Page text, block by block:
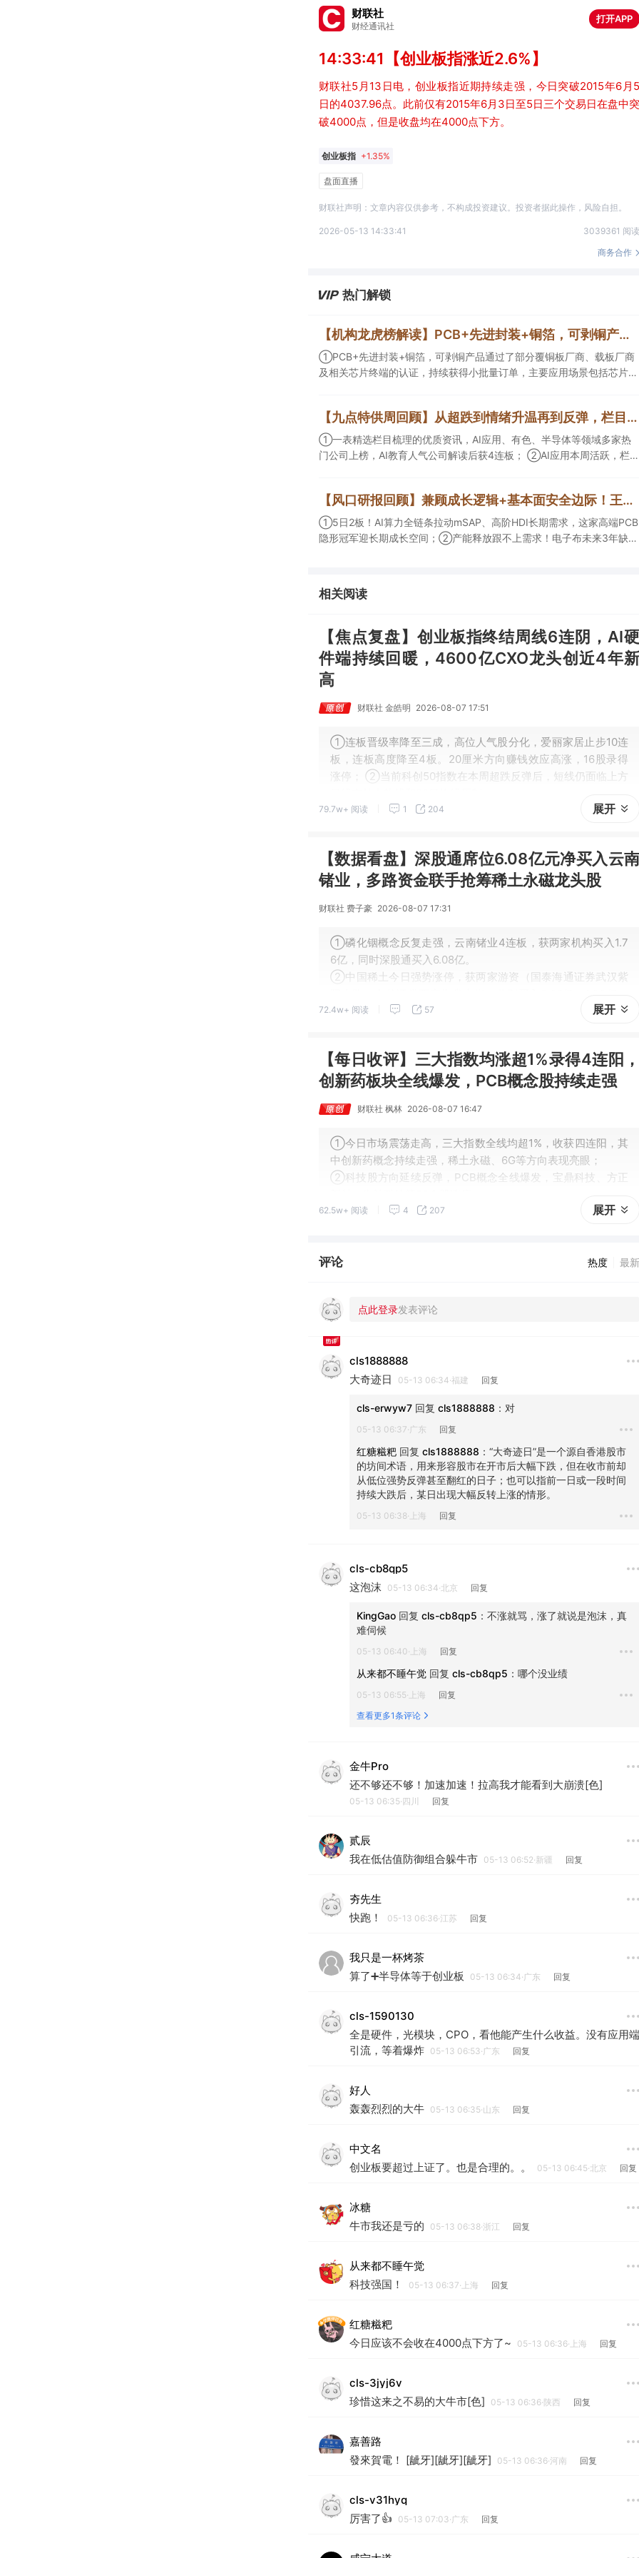
财联社
财经通讯社
打开APP
14:33:41【创业板指涨近2.6%】
财联社5月13日电，创业板指近期持续走强，今日突破2015年6月5
日的4037.96点。此前仅有2015年6月3日至5日三个交易日在盘中突
破4000点，但是收盘均在4000点下方。
创业板指 +1.35%
盘面直播
财联社声明：文章内容仅供参考，不构成投资建议。投资者据此操作，风险自担。
2026-05-13 14:33:41
3039361 阅读
商务合作
热门解锁
【机构龙虎榜解读】PCB+先进封装+铜箔，可剥铜产品通过了部分覆铜板厂商、载板厂商及相关芯片终端的认证，持续获得小批量订单，主要应用场景包括芯片封装光模块用PCB，机构大额净买入这家公司
①PCB+先进封装+铜箔，可剥铜产品通过了部分覆铜板厂商、载板厂商
及相关芯片终端的认证，持续获得小批量订单，主要应用场景包括芯片封
具备承接细胞与基因治疗产品商业化受托生产的合规资质，这家公司获净
买入。
【九点特供周回顾】从超跌到情绪升温再到反弹，栏目梳理AI应用题材逻辑，AI教育人气公司解读后获4连板
①一表精选栏目梳理的优质资讯，AI应用、有色、半导体等领域多家热
门公司上榜，AI教育人气公司解读后获4连板； ②AI应用本周活跃，栏目
提及2家核心公司双双涨停。
【风口研报回顾】兼顾成长逻辑+基本面安全边际！王牌自营前瞻覆盖“pcb+MLCC+电子布”，梳理AI产业链优质标的“深坑起跳”
①5日2板！AI算力全链条拉动mSAP、高阶HDI长期需求，这家高端PCB
隐形冠军迎长期成长空间；②产能释放跟不上需求！电子布未来3年缺口
王牌自营前瞻捕捉“预期差”，3日大涨26%。
相关阅读
【焦点复盘】创业板指终结周线6连阴，AI硬
件端持续回暖，4600亿CXO龙头创近4年新
高
财联社 金皓明 2026-08-07 17:51
①连板晋级率降至三成，高位人气股分化，爱丽家居止步10连
板，连板高度降至4板。20厘米方向赚钱效应高涨，16股录得
涨停； ②当前科创50指数在本周超跌反弹后，短线仍面临上方
79.7w+ 阅读 1 204 展开
【数据看盘】深股通席位6.08亿元净买入云南
锗业，多路资金联手抢筹稀土永磁龙头股
财联社 费子豪 2026-08-07 17:31
①磷化铟概念反复走强，云南锗业4连板，获两家机构买入1.7
6亿，同时深股通买入6.08亿。
②中国稀土今日强势涨停，获两家游资（国泰海通证券武汉紫
同时深股通买入1.22亿，一家量化（开源证券西安太华路）买入
72.4w+ 阅读 57 展开
【每日收评】三大指数均涨超1%录得4连阳，
创新药板块全线爆发，PCB概念股持续走强
财联社 枫林 2026-08-07 16:47
①今日市场震荡走高，三大指数全线均超1%，收获四连阳，其
中创新药概念持续走强，稀土永磁、6G等方向表现亮眼；
②科技股方向延续反弹，PCB概念全线爆发，宝鼎科技、方正
62.5w+ 阅读 4 207 展开
评论 热度 最新
cls1888888
大奇迹日
05-13 06:34·福建 回复
cls-erwyw7 回复 cls1888888 ： 对
05-13 06:37·广东 回复
红糖糍粑 回复 cls1888888 ： “大奇迹日”是一个源自香港股市
的‌坊间术语‌，用来形容‌股市在开市后大幅下跌，但在收市前却
从低位强势反弹甚至翻红‌的日子；也可以指‌前一日或一段时间
持续大跌后，某日出现大幅反转上涨‌的情形。
05-13 06:38·上海 回复
cls-cb8qp5
这泡沫 05-13 06:34·北京 回复
KingGao 回复 cls-cb8qp5 ： 不涨就骂，涨了就说是泡沫，真
难伺候
05-13 06:40·上海 回复
从来都不睡午觉 回复 cls-cb8qp5 ： 哪个没业绩
05-13 06:55·上海
回复
查看更多1条评论
金牛Pro
还不够还不够！加速加速！拉高我才能看到大崩溃[色]
05-13 06:35·四川 回复
贰辰
我在低估值防御组合躲牛市 05-13 06:52·新疆 回复
夯先生
快跑！
05-13 06:36·江苏 回复
我只是一杯烤茶
算了➕半导体等于创业板
05-13 06:34·广东 回复
cls-1590130
全是硬件，光模块，CPO，看他能产生什么收益。没有应用端
引流，等着爆炸 05-13 06:53·广东 回复
好人
轰轰烈烈的大牛 05-13 06:35·山东 回复
中文名
创业板要超过上证了。也是合理的。。
05-13 06:45·北京 回复
冰糖
牛市我还是亏的
05-13 06:38·浙江 回复
从来都不睡午觉
科技强国！
05-13 06:37·上海 回复
红糖糍粑
今日应该不会收在4000点下方了~
05-13 06:36·上海 回复
cls-3jyj6v
珍惜这来之不易的大牛市[色]
05-13 06:36·陕西 回复
嘉善路
發來賀電！ [龇牙][龇牙][龇牙]
05-13 06:36·河南 回复
cls-v31hyq
厉害了👍
05-13 07:03·广东 回复